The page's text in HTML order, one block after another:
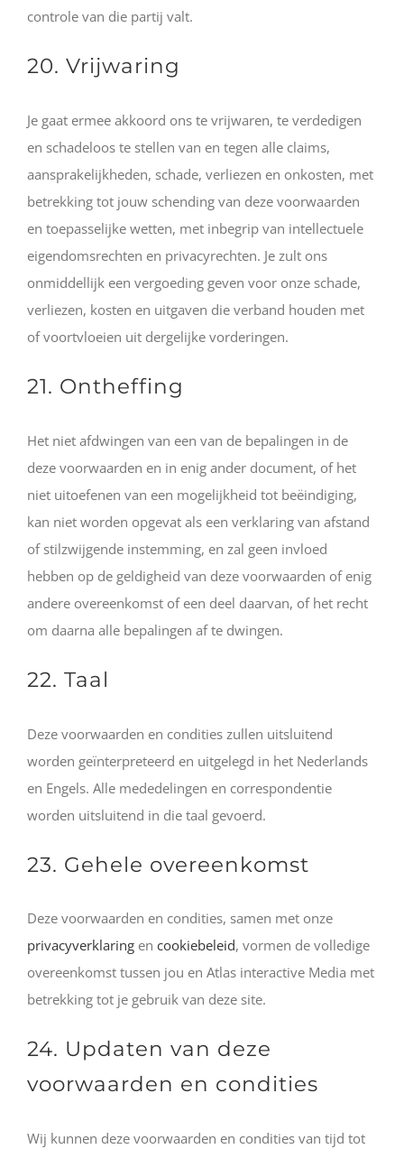
controle van die partij valt.
20. Vrijwaring
Je gaat ermee akkoord ons te vrijwaren, te verdedigen
en schadeloos te stellen van en tegen alle claims,
aansprakelijkheden, schade, verliezen en onkosten, met
betrekking tot jouw schending van deze voorwaarden
en toepasselijke wetten, met inbegrip van intellectuele
eigendomsrechten en privacyrechten. Je zult ons
onmiddellijk een vergoeding geven voor onze schade,
verliezen, kosten en uitgaven die verband houden met
of voortvloeien uit dergelijke vorderingen.
21. Ontheffing
Het niet afdwingen van een van de bepalingen in de
deze voorwaarden en in enig ander document, of het
niet uitoefenen van een mogelijkheid tot beëindiging,
kan niet worden opgevat als een verklaring van afstand
of stilzwijgende instemming, en zal geen invloed
hebben op de geldigheid van deze voorwaarden of enig
andere overeenkomst of een deel daarvan, of het recht
om daarna alle bepalingen af te dwingen.
22. Taal
Deze voorwaarden en condities zullen uitsluitend
worden geïnterpreteerd en uitgelegd in het Nederlands
en Engels. Alle mededelingen en correspondentie
worden uitsluitend in die taal gevoerd.
23. Gehele overeenkomst
Deze voorwaarden en condities, samen met onze
privacyverklaring en cookiebeleid, vormen de volledige
overeenkomst tussen jou en Atlas interactive Media met
betrekking tot je gebruik van deze site.
24. Updaten van deze
voorwaarden en condities
Wij kunnen deze voorwaarden en condities van tijd tot